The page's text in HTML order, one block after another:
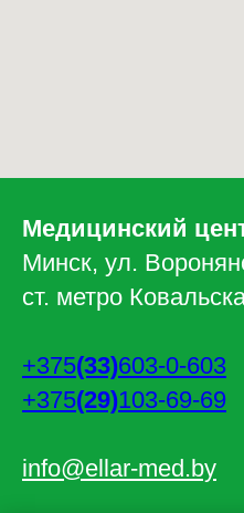
Медицинский
Минск, ул.
ст. метро
+375(33)603-0-603
+375(29)103-69-69
info@ellar-med.by